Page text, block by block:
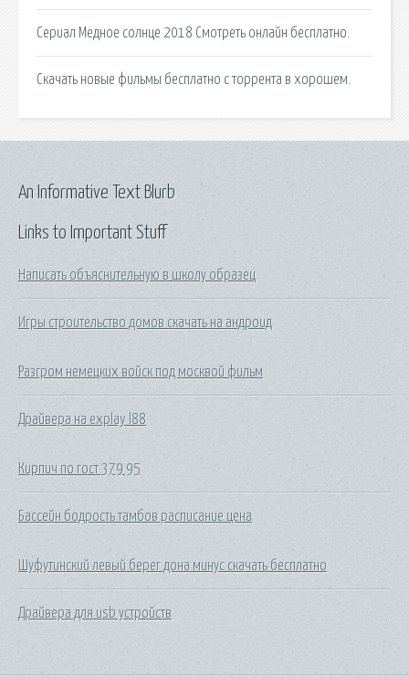
Сериал Медное солнце 2018 Смотреть онлайн бесплатно.
Скачать новые фильмы бесплатно с торрента в хорошем.
Links to Important Stuff
Написать объяснительную в школу образец
Игры строительство домов скачать на андроид
Разгром немецких войск под москвой фильм
Драйвера на explay l88
Кирпич по гост 379 95
Бассейн бодрость тамбов расписание цена
Шуфутинский левый берег дона минус скачать бесплатно
Драйвера для usb устройств
An Informative Text Blurb